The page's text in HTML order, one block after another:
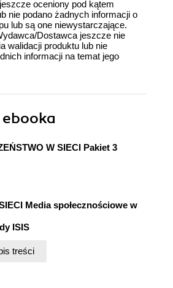
oceniony pod kątem
nie podano żadnych informacji o
lub są one niewystarczające.
Dostawca jeszcze nie
walidacji produktu lub nie
informacji na temat jego
ebooka
W SIECI Pakiet 3
Media społecznościowe w
ISIS
i porządek publiczny – jak je
treści